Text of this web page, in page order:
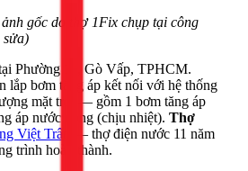
gốc do thợ 1Fix chụp tại công
sửa)
Phường 11, Gò Vấp, TPHCM.
lắp bơm tăng áp kết nối với hệ thống
mặt trời — gồm 1 bơm tăng áp
áp nước nóng (chịu nhiệt). Thợ
Việt Trân
— thợ điện nước 11 năm
trình hoàn thành.